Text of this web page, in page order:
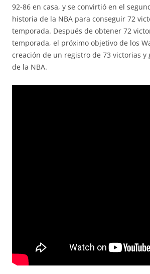
92-86 en casa, y se convirtió en el
historia de la NBA para conseguir 72
temporada. Después de obtener 72
temporada, el próximo objetivo de los
creación de un registro de 73 victorias y
de la NBA.